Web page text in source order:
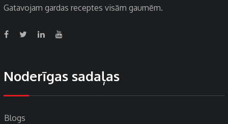
Gatavojam gardas receptes visām gaumēm.
Noderīgas sadaļas
Blogs